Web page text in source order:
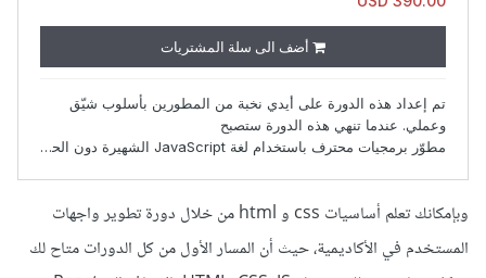
وبإمكانك تعلم أساسيات css و html من خلال دورة تطوير واجهات
المستخدم في الأكاديمية، حيث أن المسار الأول من كل الدورات متاح لك